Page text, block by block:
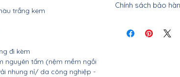
trắng kem
đi kèm
nguyên tấm (nệm mềm ngồi
nhung nỉ/ da công nghiệp -
khách vui lòng liên
Chính sách bảo